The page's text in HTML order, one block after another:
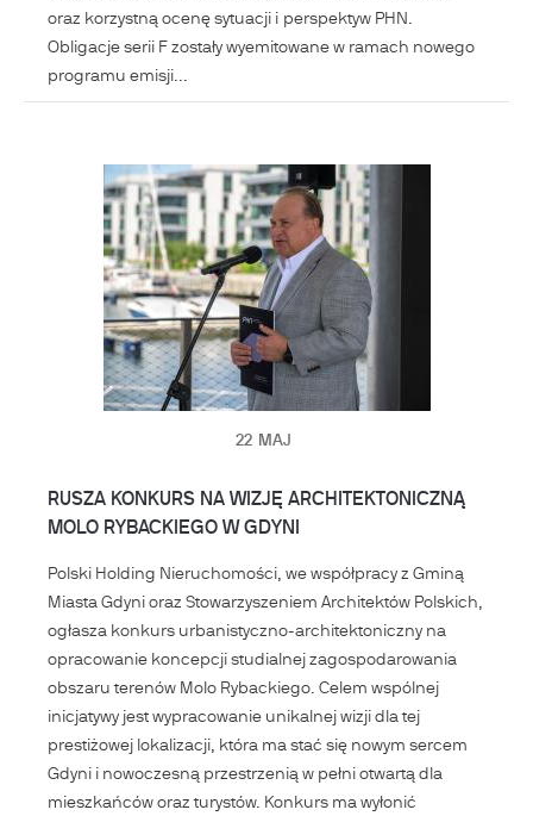
oraz korzystną ocenę sytuacji i perspektyw PHN.
Obligacje serii F zostały wyemitowane w ramach nowego
programu emisji...
22 MAJ
RUSZA KONKURS NA WIZJĘ ARCHITEKTONICZNĄ
MOLO RYBACKIEGO W GDYNI
Polski Holding Nieruchomości, we współpracy z Gminą
Miasta Gdyni oraz Stowarzyszeniem Architektów Polskich,
ogłasza konkurs urbanistyczno-architektoniczny na
opracowanie koncepcji studialnej zagospodarowania
obszaru terenów Molo Rybackiego. Celem wspólnej
inicjatywy jest wypracowanie unikalnej wizji dla tej
prestiżowej lokalizacji, która ma stać się nowym sercem
Gdyni i nowoczesną przestrzenią w pełni otwartą dla
mieszkańców oraz turystów. Konkurs ma wyłonić